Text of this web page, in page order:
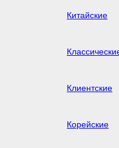
Китайские
Клиентские
Корейские